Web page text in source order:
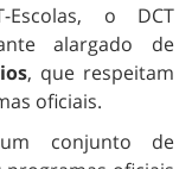
o DCT
alargado de
, que respeitam
oficiais.
conjunto de